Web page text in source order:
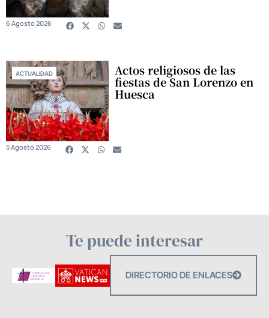
6 Agosto 2026
ACTUALIDAD Actos religiosos de las
fiestas de San Lorenzo en
Huesca
5 Agosto 2026
Te puede interesar
DIRECTORIO DE ENLACES